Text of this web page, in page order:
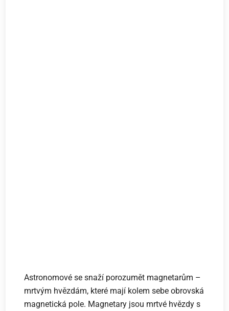
Astronomové se snaží porozumět magnetarům –
mrtvým hvězdám, které mají kolem sebe obrovská
magnetická pole. Magnetary jsou mrtvé hvězdy s